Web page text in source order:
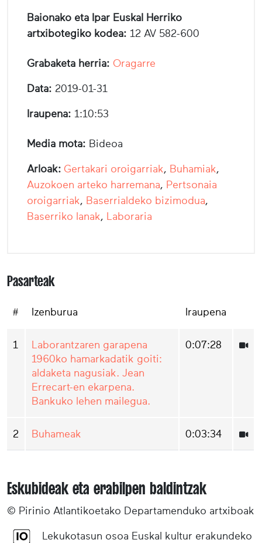
Baionako eta Ipar Euskal Herriko
artxibotegiko kodea: 12 AV 582-600
Grabaketa herria: Oragarre
Data: 2019-01-31
Iraupena: 1:10:53
Media mota: Bideoa
Arloak: Gertakari oroigarriak, Buhamiak,
Auzokoen arteko harremana, Pertsonaia
oroigarriak, Baserrialdeko bizimodua,
Baserriko lanak, Laboraria
Pasarteak
# Izenburua Iraupena
1
Laborantzaren garapena
1960ko hamarkadatik goiti:
aldaketa nagusiak. Jean
Errecart-en ekarpena.
Bankuko lehen mailegua.
0:07:28
2 Buhameak 0:03:34
Eskubideak eta erabilpen baldintzak
© Pirinio Atlantikoetako Departamenduko artxiboak
Lekukotasun osoa Euskal kultur erakundeko